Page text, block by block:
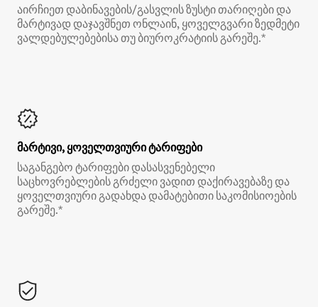
აირჩიეთ დაბინავების/გასვლის ზუსტი თარიღები და
მარტივად დაჯავშნეთ ონლაინ, ყოველგვარი ზედმეტი
ვალდებულებებისა თუ ბიუროკრატიის გარეშე.*
მარტივი, ყოველთვიური ტარიფები
საგანგებო ტარიფები დასასვენებელი
საცხოვრებლების გრძელი ვადით დაქირავებაზე და
ყოველთვიური გადახდა დამატებითი საკომისიოების
გარეშე.*